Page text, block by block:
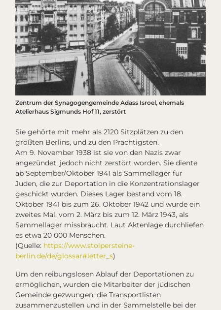
Zentrum der Synagogengemeinde Adass Isroel, ehemals
Atelierhaus Sigmunds Hof 11, zerstört
Sie gehörte mit mehr als 2120 Sitzplätzen zu den
größten Berlins, und zu den Prächtigsten.
Am 9. November 1938 ist sie von den Nazis zwar
angezündet, jedoch nicht zerstört worden. Sie diente
ab September/Oktober 1941 als Sammellager für
Juden, die zur Deportation in die Konzentrationslager
geschickt wurden. Dieses Lager bestand vom 18.
Oktober 1941 bis zum 26. Oktober 1942 und wurde ein
zweites Mal, vom 2. März bis zum 12. März 1943, als
Sammellager missbraucht. Laut Aktenlage durchliefen
es etwa 20 000 Menschen.
(Quelle: https://www.stolpersteine-
berlin.de/de/glossar#letter_s)
Um den reibungslosen Ablauf der Deportationen zu
ermöglichen, wurden die Mitarbeiter der jüdischen
Gemeinde gezwungen, die Transportlisten
zusammenzustellen und in der Sammelstelle bei der